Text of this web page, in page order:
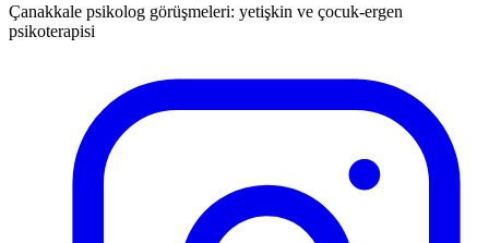
Çanakkale psikolog görüşmeleri: yetişkin ve çocuk-ergen
psikoterapisi